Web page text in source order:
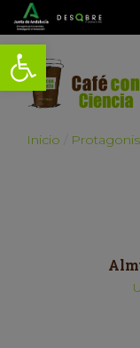
Abrir barra de
Inicio